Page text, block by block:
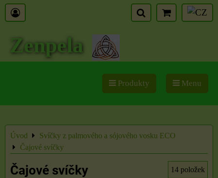
Zenpela
Produkty Menu
Úvod
Svíčky z palmového a sójového vosku ECO
Čajové svíčky
Čajové svíčky 14 položek